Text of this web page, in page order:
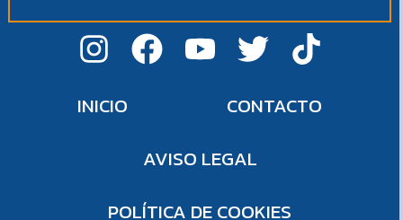
INICIO
CONTACTO
AVISO LEGAL
POLÍTICA DE COOKIES